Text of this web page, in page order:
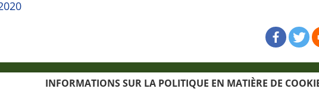
Politique relative aux cookies La carte du site Crédits
INFORMATIONS SUR LA POLITIQUE EN MATIÈRE DE